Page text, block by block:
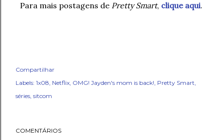
Para mais postagens de Pretty Smart, clique aqui.
Compartilhar
Labels: 1x08 Netflix OMG! Jayden's mom is back! Pretty Smart
séries sitcom
COMENTÁRIOS